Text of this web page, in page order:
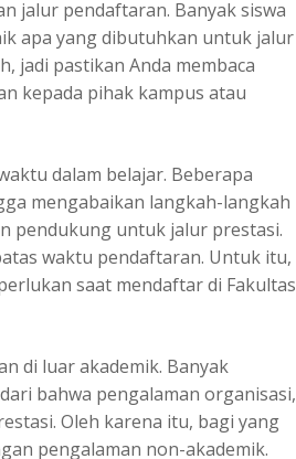
jalur pendaftaran. Banyak siswa
apa yang dibutuhkan untuk jalur
jadi pastikan Anda membaca
kepada pihak kampus atau
dalam belajar. Beberapa
mengabaikan langkah-langkah
pendukung untuk jalur prestasi.
waktu pendaftaran. Untuk itu,
saat mendaftar di Fakultas
di luar akademik. Banyak
bahwa pengalaman organisasi,
. Oleh karena itu, bagi yang
pengalaman non-akademik.